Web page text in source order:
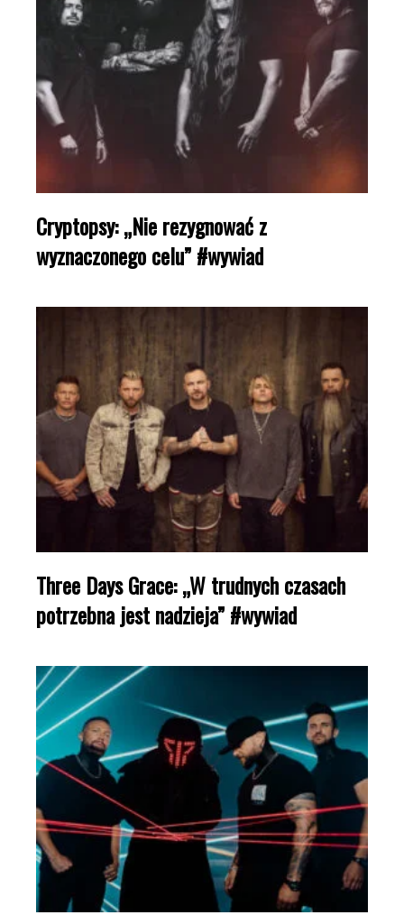
Cryptopsy: „Nie rezygnować z
wyznaczonego celu” #wywiad
Three Days Grace: „W trudnych czasach
potrzebna jest nadzieja” #wywiad